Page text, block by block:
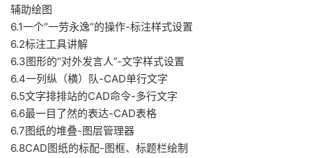
辅助绘图
6.1一个“一劳永逸”的操作-标注样式设置
6.2标注工具讲解
6.3图形的“对外发言人”-文字样式设置
6.4一列纵（横）队-CAD单行文字
6.5文字排排站的CAD命令-多行文字
6.6最一目了然的表达-CAD表格
6.7图纸的堆叠-图层管理器
6.8CAD图纸的标配-图框、标题栏绘制